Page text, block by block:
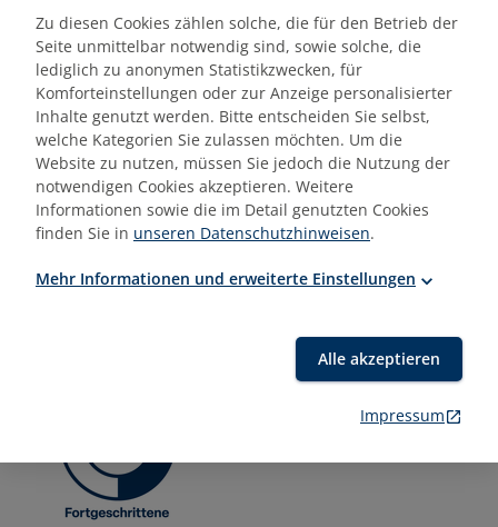
Wissen, das bleibt: Profitieren Sie von einer
nachhaltigen Wissensvermittlung, die durch
interaktive Vorträge, Fallbeispiel-Präsentationen
und Einzel- bzw. Gruppenübungen langfristige
Lernerfolge sichert.
Zielgruppe
Öffentlichkeitsarbeit
Mitarbeiter:innen aus dem Content Marketing
Zu diesen Cookies zählen solche, die für den Betrieb der
Seite unmittelbar notwendig sind, sowie solche, die
lediglich zu anonymen Statistikzwecken, für
Komforteinstellungen oder zur Anzeige personalisierter
Inhalte genutzt werden. Bitte entscheiden Sie selbst,
welche Kategorien Sie zulassen möchten. Um die
Website zu nutzen, müssen Sie jedoch die Nutzung der
notwendigen Cookies akzeptieren. Weitere
Informationen sowie die im Detail genutzten Cookies
finden Sie in unseren Datenschutzhinweisen.
Mehr Informationen und erweiterte Einstellungen
Alle akzeptieren
Impressum